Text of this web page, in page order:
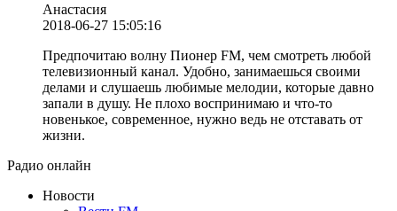
Анастасия
2018-06-27 15:05:16
Предпочитаю волну Пионер FM, чем смотреть любой
телевизионный канал. Удобно, занимаешься своими
делами и слушаешь любимые мелодии, которые давно
запали в душу. Не плохо воспринимаю и что-то
новенькое, современное, нужно ведь не отставать от
жизни.
Радио онлайн
Новости